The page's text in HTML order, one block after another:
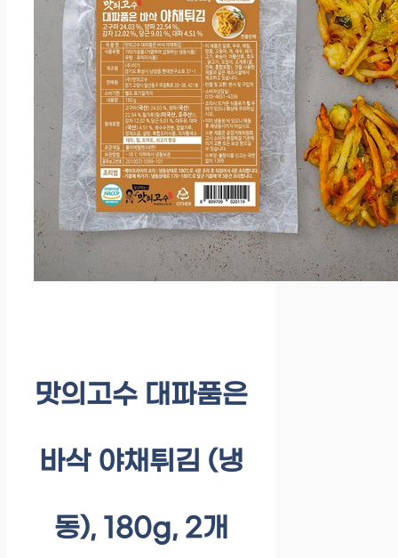
맛의고수 대파품은
바삭 야채튀김 (냉
동), 180g, 2개